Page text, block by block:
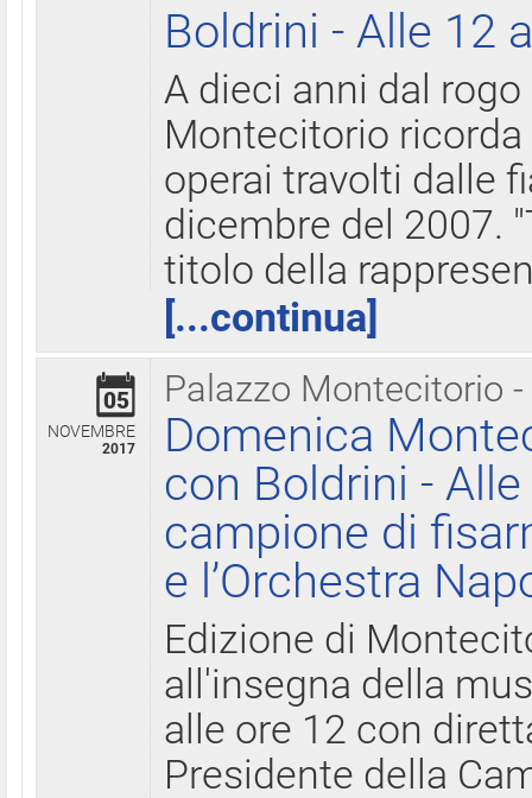
Boldrini - Alle 12
A dieci anni dal
Montecitorio
operai travolti dalle
dicembre del 2007.
titolo della
[...continua]
Palazzo Montecitorio
05
NOVEMBRE
2017
Domenica
con Boldrini -
campione di
e l’Orchestra
Edizione di
all'insegna della
alle ore 12 con
Presidente della